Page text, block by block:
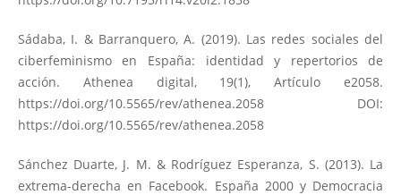
Sádaba, I. & Barranquero, A. (2019). Las redes sociales del
ciberfeminismo en España: identidad y repertorios de
acción. Athenea digital, 19(1), Artículo e2058.
https://doi.org/10.5565/rev/athenea.2058DOI:
https://doi.org/10.5565/rev/athenea.2058
Sánchez Duarte, J. M. & Rodríguez Esperanza, S. (2013). La
extrema-derecha en Facebook. España 2000 y Democracia